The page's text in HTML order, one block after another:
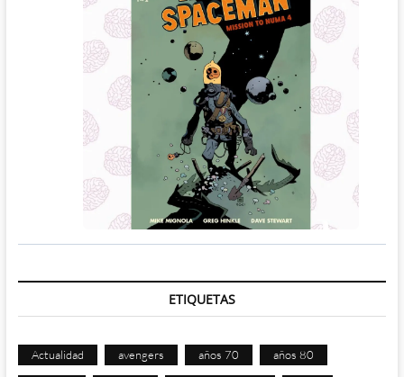
ETIQUETAS
Actualidad avengers años 70 años 80